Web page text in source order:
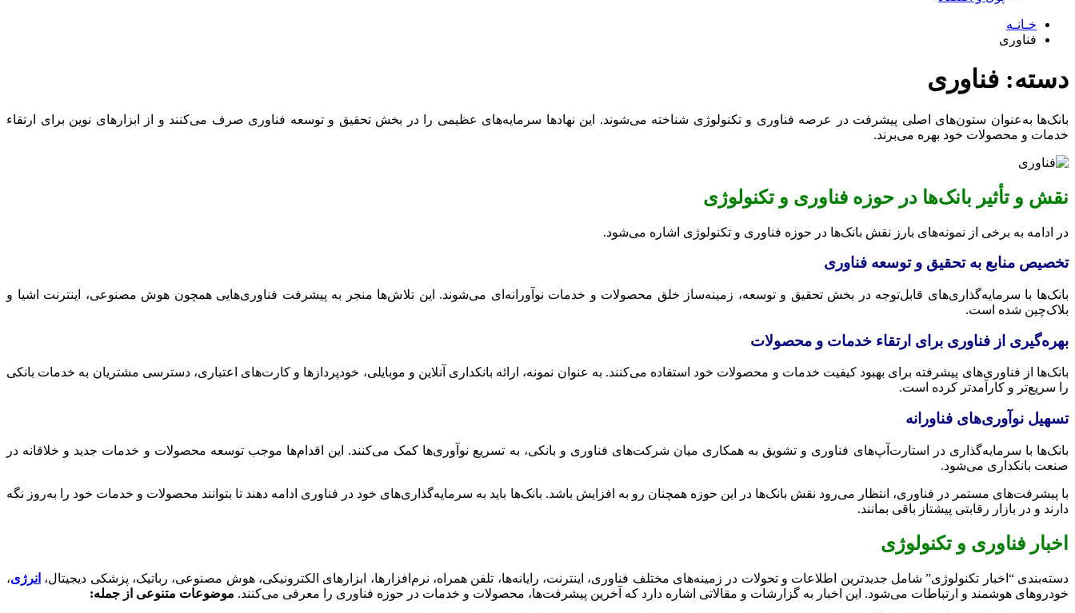
خـانـه
فناوری
دسته: فناوری
بانک‌ها به‌عنوان ستون‌های اصلی پیشرفت در عرصه فناوری و تکنولوژی شناخته می‌شوند. این نهادها سرمایه‌های عظیمی را در بخش تحقیق و توسعه فناوری صرف می‌کنند و از ابزارهای نوین برای ارتقاء
خدمات و محصولات خود بهره می‌برند.
نقش و تأثیر بانک‌ها در حوزه فناوری و تکنولوژی
در ادامه به برخی از نمونه‌های بارز نقش بانک‌ها در حوزه فناوری و تکنولوژی اشاره می‌شود.
تخصیص منابع به تحقیق و توسعه فناوری
بانک‌ها با سرمایه‌گذاری‌های قابل‌توجه در بخش تحقیق و توسعه، زمینه‌ساز خلق محصولات و خدمات نوآورانه‌ای می‌شوند. این تلاش‌ها منجر به پیشرفت فناوری‌هایی همچون هوش مصنوعی، اینترنت اشیا و
بلاک‌چین شده است.
بهره‌گیری از فناوری برای ارتقاء خدمات و محصولات
بانک‌ها از فناوری‌های پیشرفته برای بهبود کیفیت خدمات و محصولات خود استفاده می‌کنند. به عنوان نمونه، ارائه بانکداری آنلاین و موبایلی، خودپردازها و کارت‌های اعتباری، دسترسی مشتریان به خدمات بانکی
را سریع‌تر و کارآمدتر کرده است.
تسهیل نوآوری‌های فناورانه
بانک‌ها با سرمایه‌گذاری در استارت‌آپ‌های فناوری و تشویق به همکاری میان شرکت‌های فناوری و بانکی، به تسریع نوآوری‌ها کمک می‌کنند. این اقدام‌ها موجب توسعه محصولات و خدمات جدید و خلاقانه در
صنعت بانکداری می‌شود.
با پیشرفت‌های مستمر در فناوری، انتظار می‌رود نقش بانک‌ها در این حوزه همچنان رو به افزایش باشد. بانک‌ها باید به سرمایه‌گذاری‌های خود در فناوری ادامه دهند تا بتوانند محصولات و خدمات خود را به‌روز نگه
دارند و در بازار رقابتی پیشتاز باقی بمانند.
اخبار فناوری و تکنولوژی
دسته‌بندی “اخبار تکنولوژی” شامل جدیدترین اطلاعات و تحولات در زمینه‌های مختلف فناوری، اینترنت، رایانه‌ها، تلفن همراه، نرم‌افزارها، ابزارهای الکترونیکی، هوش مصنوعی، رباتیک، پزشکی دیجیتال، انرژی،
خودروهای هوشمند و ارتباطات می‌شود. این اخبار به گزارشات و مقالاتی اشاره دارد که آخرین پیشرفت‌ها، محصولات و خدمات در حوزه فناوری را معرفی می‌کنند. موضوعات متنوعی از جمله: